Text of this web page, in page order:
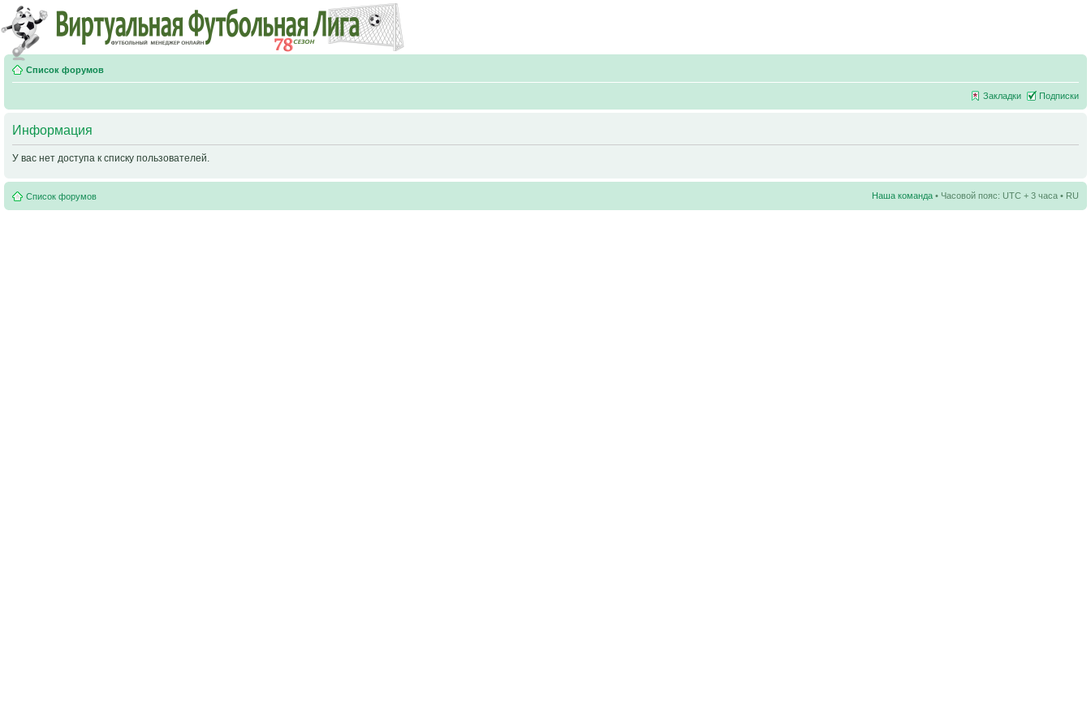
Список форумов
Закладки Подписки
Информация
У вас нет доступа к списку пользователей.
Список форумов Наша команда • Часовой пояс: UTC + 3 часа • RU